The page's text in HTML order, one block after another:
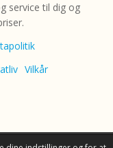
service til dig og
Vilkår